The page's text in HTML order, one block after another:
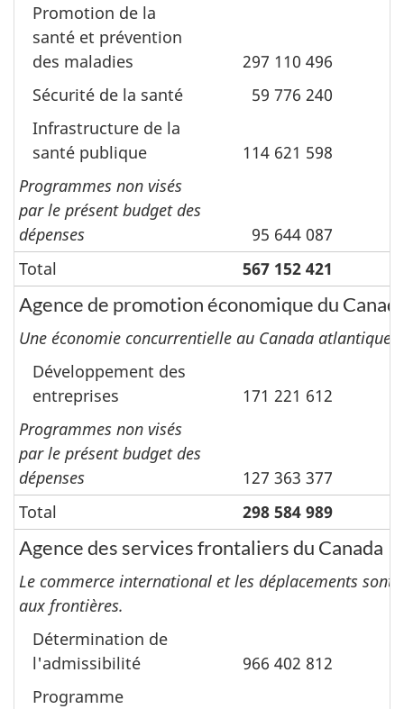
Promotion de la
santé et prévention
des maladies
297 110 496
Sécurité de la santé
59 776 240
Infrastructure de la
santé publique
114 621 598
Programmes non visés
par le présent budget des
dépenses
95 644 087
Total
567 152 421
Agence de promotion économique du
Une économie concurrentielle au Canada atlantique.
Développement des
entreprises
171 221 612
Programmes non visés
par le présent budget des
dépenses
127 363 377
Total
298 584 989
Agence des services frontaliers du Canada
Le commerce international et les déplacements
aux frontières.
Détermination de
l'admissibilité
966 402 812
Programme